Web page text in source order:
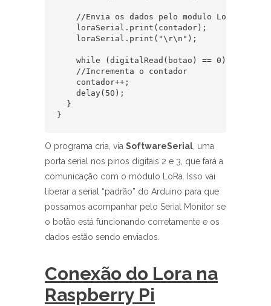
    //Envia os dados pelo modulo Lora
    loraSerial.print(contador);
    loraSerial.print("\r\n");
    while (digitalRead(botao) == 0);
    //Incrementa o contador
    contador++;
    delay(50);
  }
}
O programa cria, via SoftwareSerial , uma
porta serial nos pinos digitais 2 e 3, que fará a
comunicação com o módulo LoRa. Isso vai
liberar a serial “padrão” do Arduino para que
possamos acompanhar pelo Serial Monitor se
o botão está funcionando corretamente e os
dados estão sendo enviados.
Conexão do Lora na
Raspberry Pi